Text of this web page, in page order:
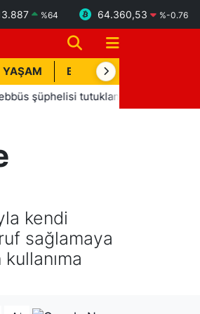
%64 64.360,53 %-0.76
YAŞAM BİK İLAN
tutuklandı
kendi
sağlamaya